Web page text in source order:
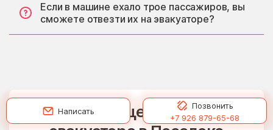
Если в машине ехало трое пассажиров, вы
сможете отвезти их на эвакуаторе?
Рассчитать цену на услуги
Написать
Позвонить
+7 926 879-65-68